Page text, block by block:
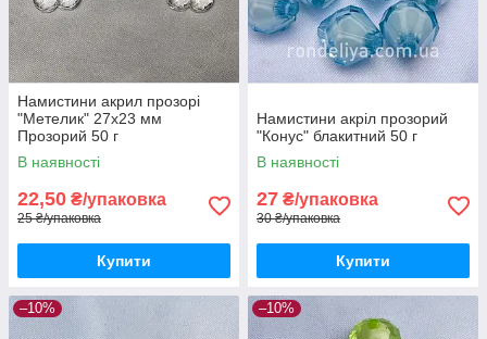
Намистини акрил прозорі
"Метелик" 27х23 мм
Прозорий 50 г
В наявності
22,50 ₴/упаковка
25 ₴/упаковка
Купити
Намистини акріл прозорий
"Конус" блакитний 50 г
В наявності
27 ₴/упаковка
30 ₴/упаковка
Купити
–10% –10%